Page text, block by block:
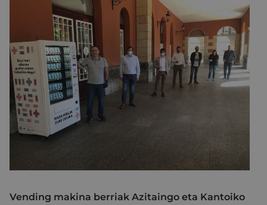
Vending makina berriak Azitaingo eta Kantoiko